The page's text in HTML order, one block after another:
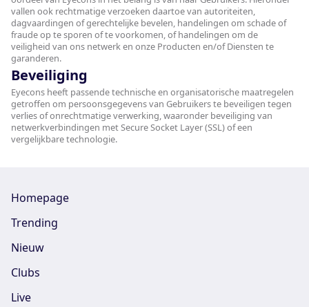
vallen ook rechtmatige verzoeken daartoe van autoriteiten,
dagvaardingen of gerechtelijke bevelen, handelingen om schade of
fraude op te sporen of te voorkomen, of handelingen om de
veiligheid van ons netwerk en onze Producten en/of Diensten te
garanderen.
Beveiliging
Eyecons heeft passende technische en organisatorische maatregelen
getroffen om persoonsgegevens van Gebruikers te beveiligen tegen
verlies of onrechtmatige verwerking, waaronder beveiliging van
netwerkverbindingen met Secure Socket Layer (SSL) of een
vergelijkbare technologie.
Homepage
Trending
Nieuw
Clubs
Live